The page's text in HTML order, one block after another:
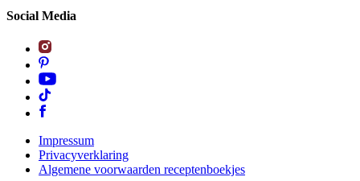
Social Media
Impressum
Privacyverklaring
Algemene voorwaarden receptenboekjes